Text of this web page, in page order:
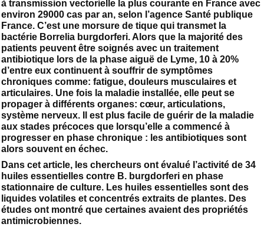
à transmission vectorielle la plus courante en France avec
environ 29000 cas par an, selon l’agence Santé publique
France. C’est une morsure de tique qui transmet la
bactérie Borrelia burgdorferi. Alors que la majorité des
patients peuvent être soignés avec un traitement
antibiotique lors de la phase aiguë de Lyme, 10 à 20%
d’entre eux continuent à souffrir de symptômes
chroniques comme: fatigue, douleurs musculaires et
articulaires. Une fois la maladie installée, elle peut se
propager à différents organes: cœur, articulations,
système nerveux. Il est plus facile de guérir de la maladie
aux stades précoces que lorsqu’elle a commencé à
progresser en phase chronique : les antibiotiques sont
alors souvent en échec.
Dans cet article, les chercheurs ont évalué l’activité de 34
huiles essentielles contre B. burgdorferi en phase
stationnaire de culture. Les huiles essentielles sont des
liquides volatiles et concentrés extraits de plantes. Des
études ont montré que certaines avaient des propriétés
antimicrobiennes.